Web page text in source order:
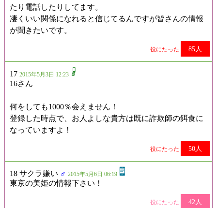
たり電話したりしてます。
凄くいい関係になれると信じてるんですが皆さんの情報
が聞きたいです。
役にたった 85人
17 2015年5月3日 12:23
16さん
何をしても1000％会えません！
登録した時点で、お人よしな貴方は既に詐欺師の餌食に
なっていますよ！
役にたった 50人
18 サクラ嫌い ♂ 2015年5月6日 06:19
東京の美姫の情報下さい！
役にたった 42人